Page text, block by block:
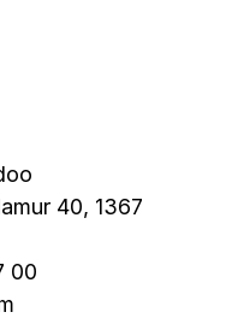
40, 1367
00